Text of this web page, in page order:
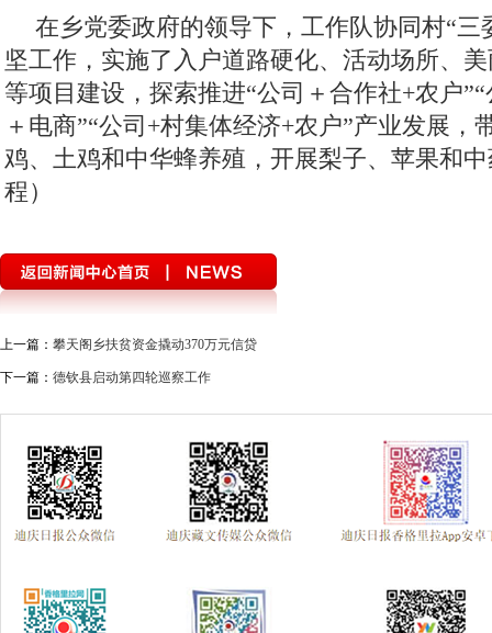
在乡党委政府的领导下，工作队协同村“三
坚工作，实施了入户道路硬化、活动场所、
等项目建设，探索推进“公司＋合作社+农户
＋电商”“公司+村集体经济+农户”产业发展，
鸡、土鸡和中华蜂养殖，开展梨子、苹果和
程）
上一篇： 攀天阁乡扶贫资金撬动370万元信贷
下一篇： 德钦县启动第四轮巡察工作